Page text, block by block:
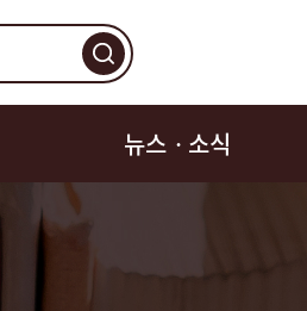
뉴스ㆍ소식